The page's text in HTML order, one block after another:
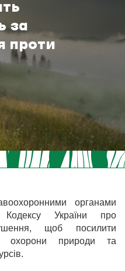
за
проти
органами
України про
щоб посилити
охорони природи та